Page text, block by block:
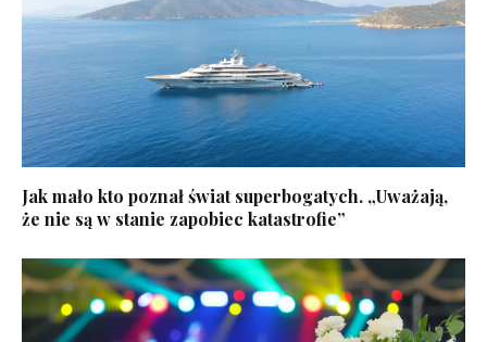
Jak mało kto poznał świat superbogatych. „Uważają,
że nie są w stanie zapobiec katastrofie”